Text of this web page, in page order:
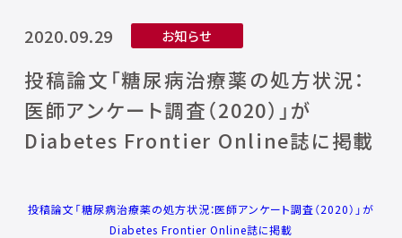
2020.09.29 お知らせ
投稿論文「糖尿病治療薬の処方状況：
医師アンケート調査（2020）」が
Diabetes Frontier Online誌に掲載
投稿論文「糖尿病治療薬の処方状況：医師アンケート調査（2020）」が
Diabetes Frontier Online誌に掲載